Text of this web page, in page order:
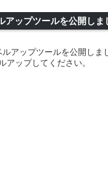
アップツールを公開しま
ルアップツールを公開しま
アップしてください。